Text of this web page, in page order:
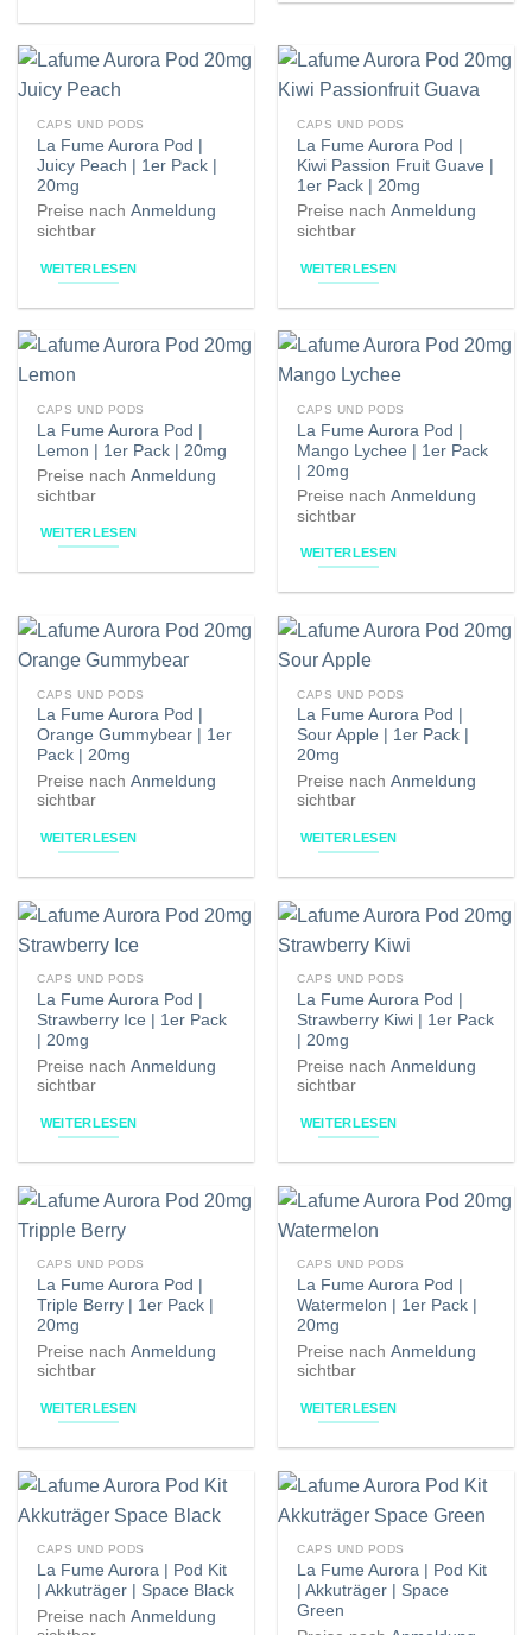
CAPS UND PODS
La Fume Aurora Pod |
Juicy Peach | 1er Pack |
20mg
Preise nachAnmeldung
sichtbar
WEITERLESEN
CAPS UND PODS
La Fume Aurora Pod |
Kiwi Passion Fruit Guave |
1er Pack | 20mg
Preise nachAnmeldung
sichtbar
WEITERLESEN
CAPS UND PODS
La Fume Aurora Pod |
Lemon | 1er Pack | 20mg
Preise nachAnmeldung
sichtbar
WEITERLESEN
CAPS UND PODS
La Fume Aurora Pod |
Mango Lychee | 1er Pack
| 20mg
Preise nachAnmeldung
sichtbar
WEITERLESEN
CAPS UND PODS
La Fume Aurora Pod |
Orange Gummybear | 1er
Pack | 20mg
Preise nachAnmeldung
sichtbar
WEITERLESEN
CAPS UND PODS
La Fume Aurora Pod |
Sour Apple | 1er Pack |
20mg
Preise nachAnmeldung
sichtbar
WEITERLESEN
CAPS UND PODS
La Fume Aurora Pod |
Strawberry Ice | 1er Pack
| 20mg
Preise nachAnmeldung
sichtbar
WEITERLESEN
CAPS UND PODS
La Fume Aurora Pod |
Strawberry Kiwi | 1er Pack
| 20mg
Preise nachAnmeldung
sichtbar
WEITERLESEN
CAPS UND PODS
La Fume Aurora Pod |
Triple Berry | 1er Pack |
20mg
Preise nachAnmeldung
sichtbar
WEITERLESEN
CAPS UND PODS
La Fume Aurora Pod |
Watermelon | 1er Pack |
20mg
Preise nachAnmeldung
sichtbar
WEITERLESEN
CAPS UND PODS
La Fume Aurora | Pod Kit
| Akkuträger | Space Black
Preise nachAnmeldung
CAPS UND PODS
La Fume Aurora | Pod Kit
| Akkuträger | Space
Green